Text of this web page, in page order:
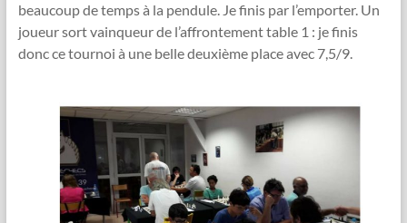
beaucoup de temps à la pendule. Je finis par l’emporter. Un
joueur sort vainqueur de l’affrontement table 1 : je finis
donc ce tournoi à une belle deuxième place avec 7,5/9.